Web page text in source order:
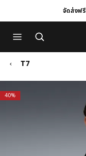
to
Main
content
to
Footer
Content
จัดส่งฟรี
T7
40%